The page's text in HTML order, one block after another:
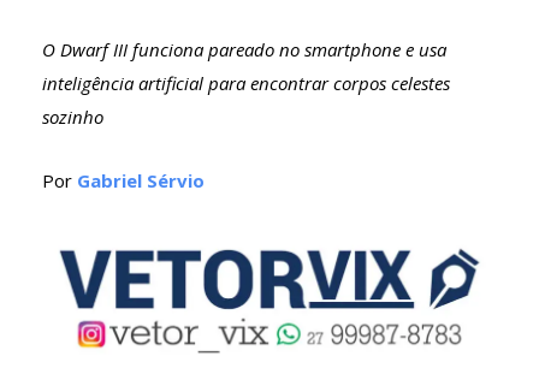
O Dwarf III funciona pareado no smartphone e usa
inteligência artificial para encontrar corpos celestes
sozinho
Por Gabriel Sérvio